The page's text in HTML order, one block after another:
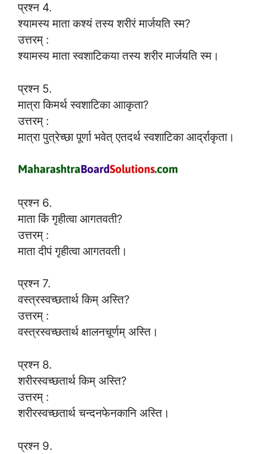
प्रश्न 4.
श्यामस्य माता कश्यं तस्य शरीरं मार्जयति स्म?
उत्तरम् :
श्यामस्य माता स्वशाटिकया तस्य शरीर मार्जयति स्म।
प्रश्न 5.
मात्रा किमर्थ स्वशाटिका आाकृता?
उत्तरम् :
मात्रा पुत्रेच्छा पूर्णा भवेत् एतदर्थ स्वशाटिका आर्द्राकृता।
प्रश्न 6.
माता किं गृहीत्वा आगतवती?
उत्तरम् :
माता दीपं गृहीत्वा आगतवती।
प्रश्न 7.
वस्त्रस्वच्छतार्थ किम् अस्ति?
उत्तरम् :
वस्त्रस्वच्छतार्थ क्षालनचूर्णम् अस्ति।
प्रश्न 8.
शरीरस्वच्छतार्थ किम् अस्ति?
उत्तरम् :
शरीरस्वच्छतार्थ चन्दनफेनकानि अस्ति।
प्रश्न 9.